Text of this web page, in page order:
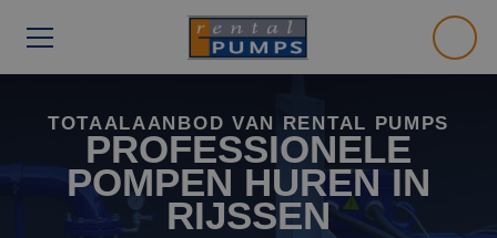
TOTAALAANBOD VAN RENTAL PUMPS
PROFESSIONELE
POMPEN HUREN IN
RIJSSEN